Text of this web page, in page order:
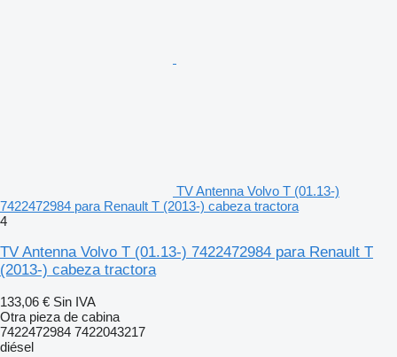
TV Antenna Volvo T (01.13-)
7422472984 para Renault T (2013-) cabeza tractora
4
TV Antenna Volvo T (01.13-) 7422472984 para Renault T
(2013-) cabeza tractora
133,06 € Sin IVA
Otra pieza de cabina
7422472984 7422043217
diésel